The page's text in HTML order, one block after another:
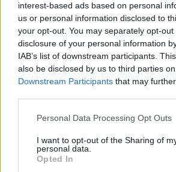
interest-based ads based on personal
us or personal information disclosed to
your opt-out. You may separately opt-
disclosure of your personal information
IAB’s list of downstream participants.
also be disclosed by us to third parties
Downstream Participants that may
Please note that this website/app uses
not limited to your visit or usage
grant or deny consent to Google and its
use your data for below specified
Personal Data Processing Opt Outs
I want to opt-out of the Sharing of
personal data.
Opted In
TESTS. Tikai
laucinieka DNS
80% šajā lauku
testā